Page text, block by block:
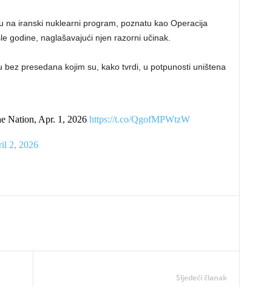
na iranski nuklearni program, poznatu kao Operacija
godine, naglašavajući njen razorni učinak.
presedana kojim su, kako tvrdi, u potpunosti uništena
Nation, Apr. 1, 2026 https://t.co/QgofMPWtzW
2, 2026
Sljedeći članak